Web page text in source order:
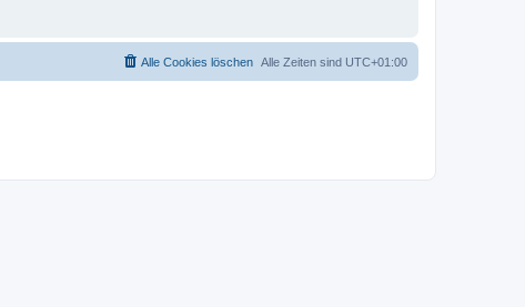
Alle Zeiten sind UTC+01:00
Alle Cookies löschen